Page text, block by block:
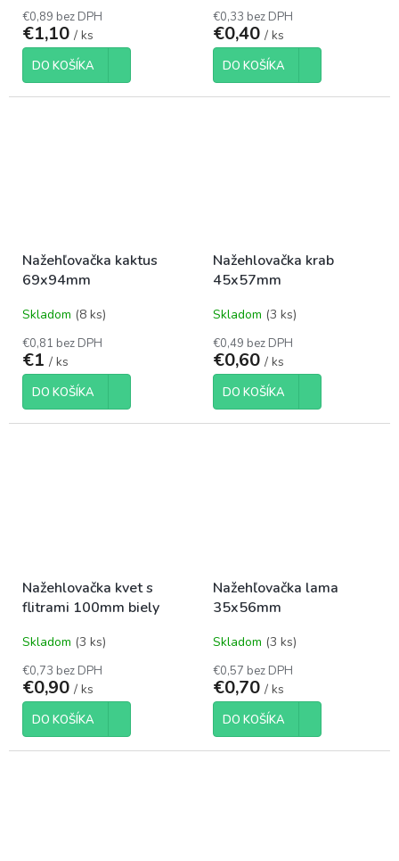
€0,89 bez DPH
€1,10 / ks
DO KOŠÍKA
€0,33 bez DPH
€0,40 / ks
DO KOŠÍKA
Nažehľovačka kaktus
69x94mm
Skladom (8 ks)
€0,81 bez DPH
€1 / ks
DO KOŠÍKA
Nažehlovačka krab
45x57mm
Skladom (3 ks)
€0,49 bez DPH
€0,60 / ks
DO KOŠÍKA
Nažehlovačka kvet s
flitrami 100mm biely
Skladom (3 ks)
€0,73 bez DPH
€0,90 / ks
DO KOŠÍKA
Nažehľovačka lama
35x56mm
Skladom (3 ks)
€0,57 bez DPH
€0,70 / ks
DO KOŠÍKA